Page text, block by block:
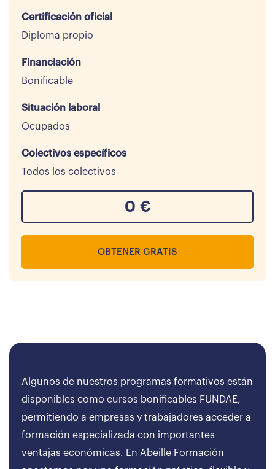
Certificación oficial
Diploma propio
Financiación
Bonificable
Situación laboral
Ocupados
Colectivos específicos
Todos los colectivos
0 €
OBTENER GRATIS
Algunos de nuestros programas formativos están
disponibles como cursos bonificables FUNDAE,
permitiendo a empresas y trabajadores acceder a
formación especializada con importantes
ventajas económicas. En Abeille Formación